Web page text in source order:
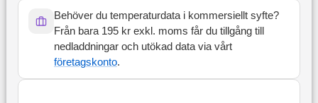
Behöver du temperaturdata i kommersiellt syfte?
Från bara 195 kr exkl. moms får du tillgång till
nedladdningar och utökad data via vårt
företagskonto.